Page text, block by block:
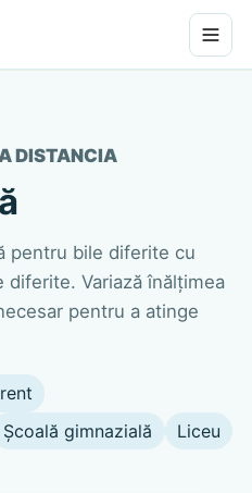
DISTANCIA
pentru bile diferite cu
diferite. Variază înălțimea
pentru a atinge
Școală gimnazială
Liceu